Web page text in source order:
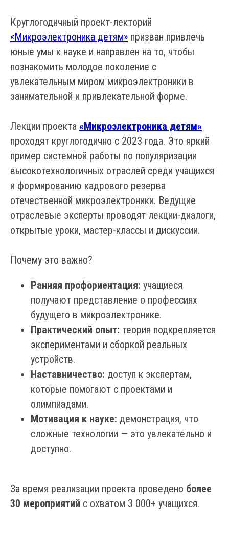
Круглогодичный проект-лекторий
«Микроэлектроника детям» призван привлечь
юные умы к науке и направлен на то, чтобы
познакомить молодое поколение с
увлекательным миром микроэлектроники в
занимательной и привлекательной форме.
Лекции проекта «Микроэлектроника детям»
проходят круглогодично с 2023 года. Это яркий
пример системной работы по популяризации
высокотехнологичных отраслей среди учащихся
и формированию кадрового резерва
отечественной микроэлектроники. Ведущие
отраслевые эксперты проводят лекции-диалоги,
открытые уроки, мастер-классы и дискуссии.
Почему это важно?
Ранняя профориентация: учащиеся
получают представление о профессиях
будущего в микроэлектронике.
Практический опыт: теория подкрепляется
экспериментами и сборкой реальных
устройств.
Наставничество: доступ к экспертам,
которые помогают с проектами и
олимпиадами.
Мотивация к науке: демонстрация, что
сложные технологии — это увлекательно и
доступно.
За время реализации проекта проведено более
30 мероприятий с охватом 3 000+ учащихся.